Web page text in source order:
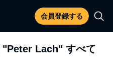
会員登録する
"Peter Lach" すべて